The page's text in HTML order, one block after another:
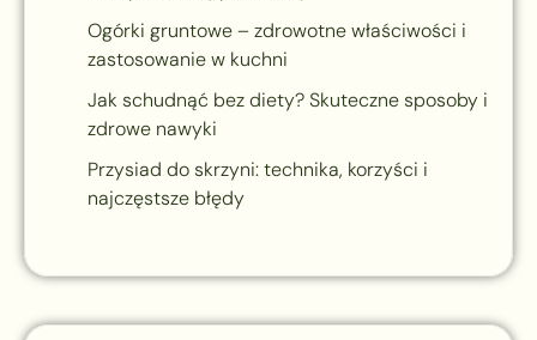
Ogórki gruntowe – zdrowotne właściwości i
zastosowanie w kuchni
Jak schudnąć bez diety? Skuteczne sposoby i
zdrowe nawyki
Przysiad do skrzyni: technika, korzyści i
najczęstsze błędy